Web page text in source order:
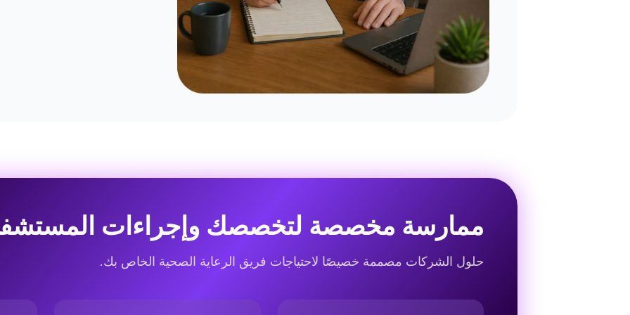
ممارسة مخصصة لتخصصك وإجراءات
حلول الشركات مصممة خصيصًا لاحتياجات فريق الرعاية الصحية الخاص بك.